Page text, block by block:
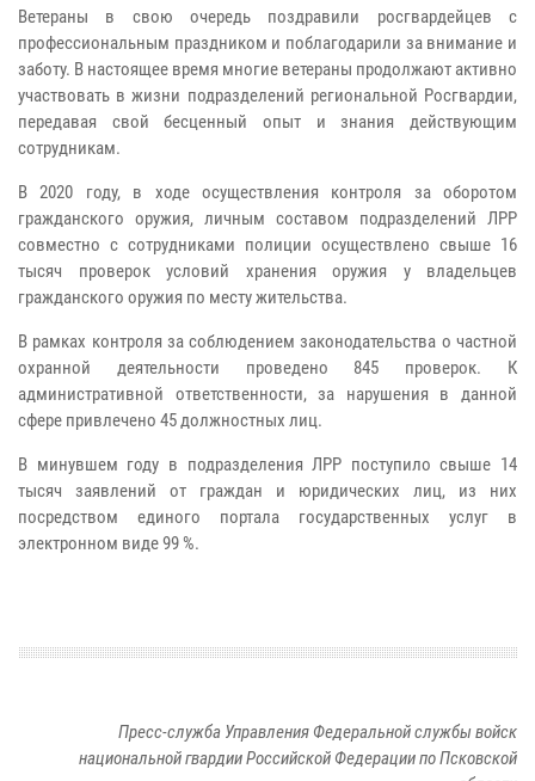
Ветераны в свою очередь поздравили росгвардейцев с
профессиональным праздником и поблагодарили за внимание и
заботу. В настоящее время многие ветераны продолжают активно
участвовать в жизни подразделений региональной Росгвардии,
передавая свой бесценный опыт и знания действующим
сотрудникам.
В 2020 году, в ходе осуществления контроля за оборотом
гражданского оружия, личным составом подразделений ЛРР
совместно с сотрудниками полиции осуществлено свыше 16
тысяч проверок условий хранения оружия у владельцев
гражданского оружия по месту жительства.
В рамках контроля за соблюдением законодательства о частной
охранной деятельности проведено 845 проверок. К
административной ответственности, за нарушения в данной
сфере привлечено 45 должностных лиц.
В минувшем году в подразделения ЛРР поступило свыше 14
тысяч заявлений от граждан и юридических лиц, из них
посредством единого портала государственных услуг в
электронном виде 99 %.
Пресс-служба Управления Федеральной службы войск
национальной гвардии Российской Федерации по Псковской